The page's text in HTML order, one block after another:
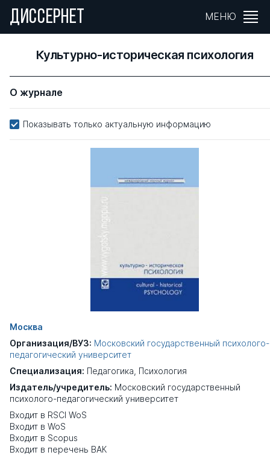
ДИССЕРНЕТ МЕНЮ
Культурно-историческая психология
О журнале
Показывать только актуальную информацию
Москва
Организация/ВУЗ: Московский государственный психолого-
педагогический университет
Специализация: Педагогика Психология
Издатель/учредитель: Московский государственный
психолого-педагогический университет
Входит в RSCI WoS
Входит в WoS
Входит в Scopus
Входит в перечень ВАК